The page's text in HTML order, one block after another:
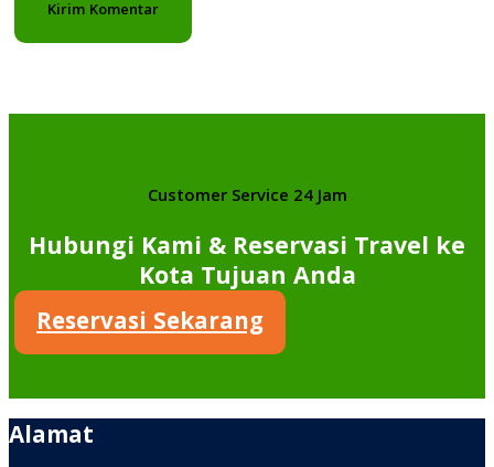
Customer Service 24 Jam
Hubungi Kami & Reservasi Travel ke
Kota Tujuan Anda
Reservasi Sekarang
Alamat